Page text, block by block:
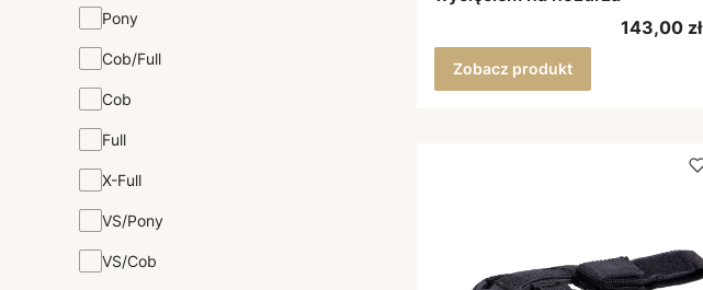
Pony
Cob/Full
Cob
Full
X-Full
VS/Pony
VS/Cob
Cena
143,00 zł
Zobacz produkt